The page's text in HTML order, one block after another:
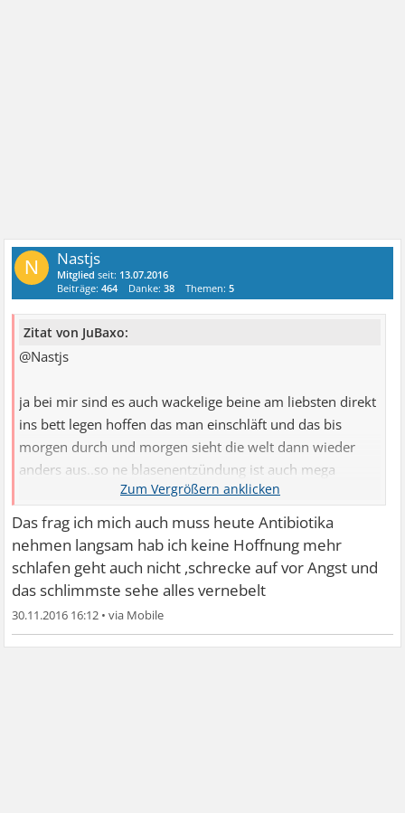
N Nastjs
Mitglied seit: 13.07.2016
Beiträge:464 Danke:38 Themen:5
Zitat von JuBaxo:
@Nastjs
ja bei mir sind es auch wackelige beine am liebsten direkt
ins bett legen hoffen das man einschläft und das bis
morgen durch und morgen sieht die welt dann wieder
anders aus..so ne blasenentzündung ist auch mega
ätzend was soll denn noch alles dazu kommen :/
Das frag ich mich auch muss heute Antibiotika
nehmen langsam hab ich keine Hoffnung mehr
schlafen geht auch nicht ,schrecke auf vor Angst und
das schlimmste sehe alles vernebelt
30.11.2016 16:12 •